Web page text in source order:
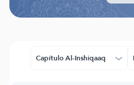
Capítulo Al-Inshiqaaq